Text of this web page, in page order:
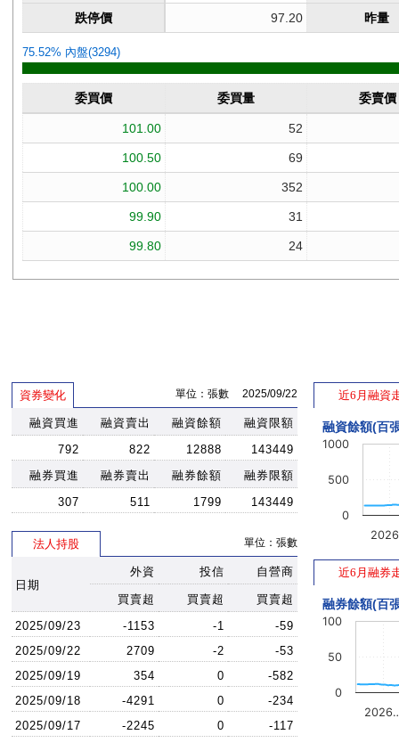
資券變化 單位：張數 2025/09/22
融資買進 融資賣出 融資餘額
融資限額
792
822 12888
143449
融券買進
融券賣出 融券餘額
融券限額
307
511 1799 143449
法人持股 單位：張數
日期
外資 投信 自營商
買賣超 買賣超
買賣超
2025/09/23
-1153 -1
-59
2025/09/22
2709 -2
-53
2025/09/19
354 0
-582
2025/09/18
-4291 0
-234
2025/09/17
-2245 0 -117
近6月融資
融資餘額(百
0
500
1000
近6月融券
融券餘額(百
0
50
100